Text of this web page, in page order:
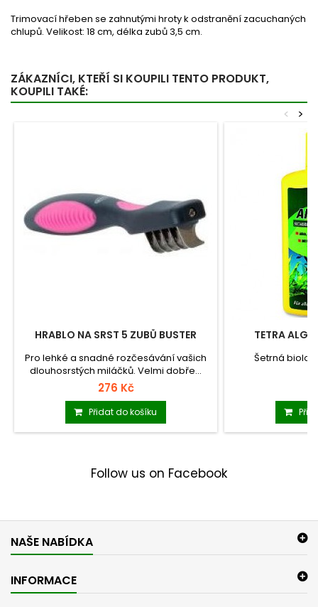
Trimovací hřeben se zahnutými hroty k odstranění zacuchaných
chlupů. Velikost: 18 cm, délka zubů 3,5 cm.
ZÁKAZNÍCI, KTEŘÍ SI KOUPILI TENTO PRODUKT,
KOUPILI TAKÉ:
>
<
HRABLO NA SRST 5 ZUBŮ BUSTER
Pro lehké a snadné rozčesávání vašich
dlouhosrstých miláčků. Velmi dobře...
276 Kč
Přidat do košíku
TETRA
Šetrná
Follow us on Facebook
NAŠE NABÍDKA
INFORMACE